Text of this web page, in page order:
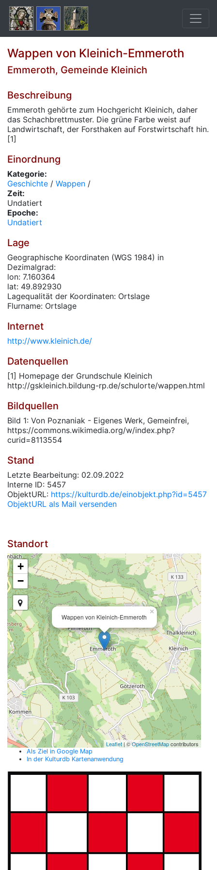
Wappen von Kleinich-Emmeroth
Emmeroth, Gemeinde Kleinich
Beschreibung
Emmeroth gehörte zum Hochgericht Kleinich, daher
das Schachbrettmuster. Die grüne Farbe weist auf
Landwirtschaft, der Forsthaken auf Forstwirtschaft hin.
[1]
Einordnung
Kategorie:
Geschichte / Wappen /
Zeit:
Undatiert
Epoche:
Undatiert
Lage
Geographische Koordinaten (WGS 1984) in
Dezimalgrad:
lon: 7.160364
lat: 49.892930
Lagequalität der Koordinaten: Ortslage
Flurname: Ortslage
Internet
http://www.kleinich.de/
Datenquellen
[1] Homepage der Grundschule Kleinich
http://gskleinich.bildung-rp.de/schulorte/wappen.html
Bildquellen
Bild 1: Von Poznaniak - Eigenes Werk, Gemeinfrei,
https://commons.wikimedia.org/w/index.php?
curid=8113554
Stand
Letzte Bearbeitung: 02.09.2022
Interne ID: 5457
ObjektURL: https://kulturdb.de/einobjekt.php?id=5457
ObjektURL als Mail versenden
Standort
Wappen von Kleinich-Emmeroth
×
+
−
Leaflet| ©OpenStreetMapcontributors
Als Ziel in Google Map
In der Kulturdb Kartenanwendung